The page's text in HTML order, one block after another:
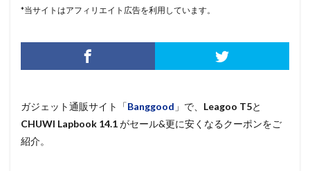
*当サイトはアフィリエイト広告を利用しています。
ガジェット通販サイト「Banggood 」で、 Leagoo T5と
CHUWI Lapbook 14.1がセール&更に安くなるクーポンをご
紹介。